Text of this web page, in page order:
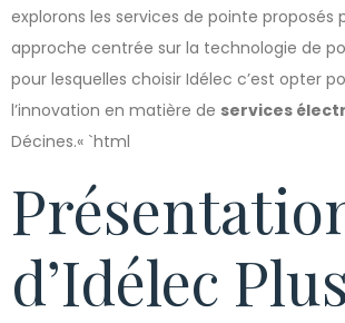
explorons les services de pointe proposés
approche centrée sur la technologie de
pour lesquelles choisir Idélec c’est opter
l’innovation en matière de services
Décines.« `html
d’Idélec